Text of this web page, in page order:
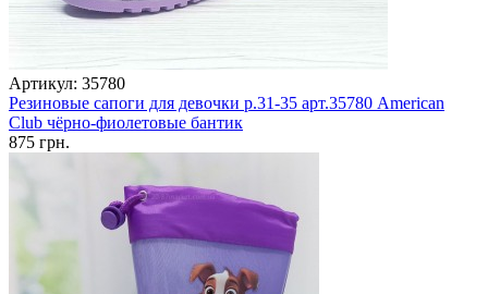
Артикул: 35780
Резиновые сапоги для девочки р.31-35 арт.35780 American
Club чёрно-фиолетовые бантик
875 грн.